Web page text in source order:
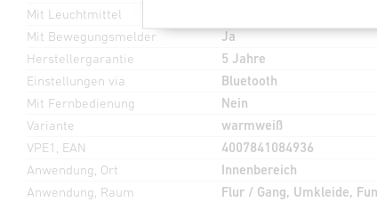
Mit Leuchtmittel
Mit Bewegungsmelder
Ja
Herstellergarantie
5 Jahre
Einstellungen via
Bluetooth
Mit Fernbedienung
Nein
Variante
warmweiß
VPE1, EAN
4007841084936
Anwendung, Ort
Innenbereich
Anwendung, Raum
Flur / Gang, Umkleide,